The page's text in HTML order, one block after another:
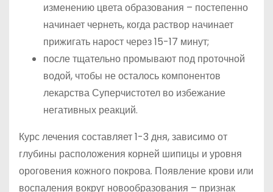
изменению цвета образования – постепенно
начинает чернеть, когда раствор начинает
прижигать нарост через 15-17 минут;
после тщательно промывают под проточной
водой, чтобы не осталось компонентов
лекарства Суперчистотел во избежание
негативных реакций.
Курс лечения составляет 1-3 дня, зависимо от
глубины расположения корней шипицы и уровня
ороговения кожного покрова. Появление крови или
воспаления вокруг новообразования – признак